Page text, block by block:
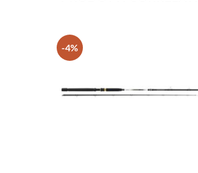
-4%